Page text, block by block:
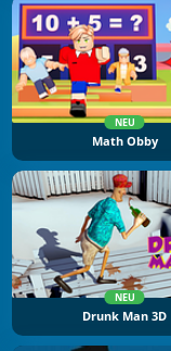
NEU
Math Obby
NEU
Drunk Man 3D